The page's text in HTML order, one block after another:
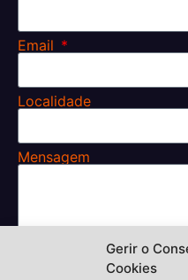
Gerir o
Cookies
Email
Localidade
Mensagem
Li e aceito osTermos e